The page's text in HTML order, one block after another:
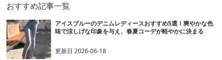
おすすめ記事一覧
アイスブルーのデニムレディースおすすめ5選！爽やかな色
味で涼しげな印象を与え、春夏コーデが軽やかに決まる
更新日2026-06-18